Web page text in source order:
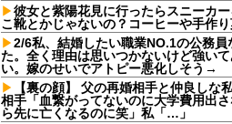
彼女と紫陽花見に行ったらスニーカ
こ靴とかじゃないの？コーヒーや手作
2/6私、結婚したい職業NO.1の公務
た。全く理由は思いつかないけど強い
い。嫁のせいでアトピー悪化しそう→
【裏の顔】 父の再婚相手と仲良し
相手「血繋がってないのに大学費用出
ら先に亡くなるのに笑」私「…」